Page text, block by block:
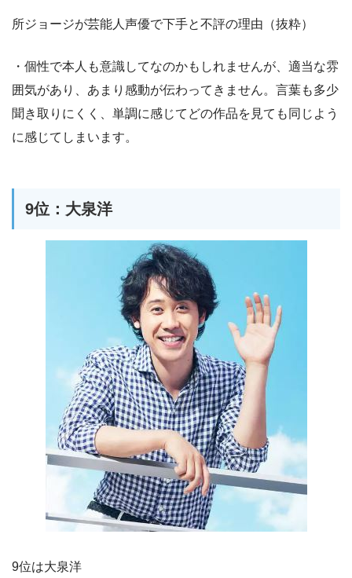
所ジョージが芸能人声優で下手と不評の理由（抜粋）
・個性で本人も意識してなのかもしれませんが、適当な雰
囲気があり、あまり感動が伝わってきません。言葉も多少
聞き取りにくく、単調に感じてどの作品を見ても同じよう
に感じてしまいます。
9位：大泉洋
9位は大泉洋